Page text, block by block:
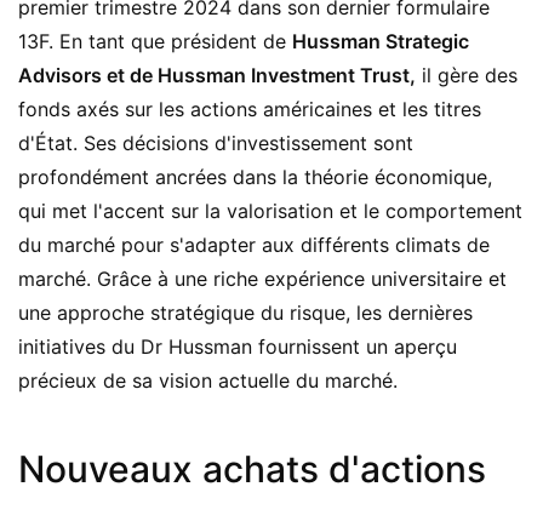
premier trimestre 2024 dans son dernier formulaire
13F. En tant que président de Hussman Strategic
Advisors et de Hussman Investment Trust, il gère des
fonds axés sur les actions américaines et les titres
d'État. Ses décisions d'investissement sont
profondément ancrées dans la théorie économique,
qui met l'accent sur la valorisation et le comportement
du marché pour s'adapter aux différents climats de
marché. Grâce à une riche expérience universitaire et
une approche stratégique du risque, les dernières
initiatives du Dr Hussman fournissent un aperçu
précieux de sa vision actuelle du marché.
Nouveaux achats d'actions